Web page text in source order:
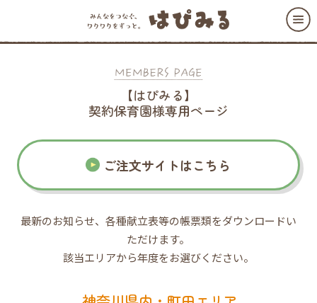
【はぴみる】
契約保育園様専用ページ
ご注文サイトはこちら
最新のお知らせ、各種献立表等の帳票類をダウンロードい
ただけます。
該当エリアから年度をお選びください。